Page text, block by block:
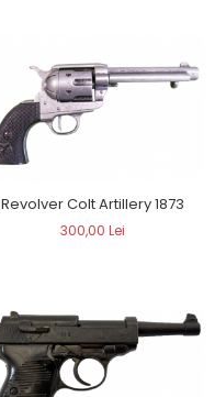
Revolver Colt Artillery 1873
300,00 Lei